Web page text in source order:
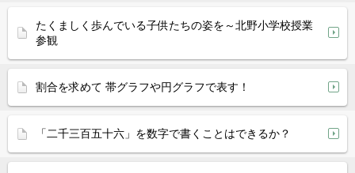
たくましく歩んでいる子供たちの姿を～北野小学校授業
参観
割合を求めて 帯グラフや円グラフで表す！
「二千三百五十六」を数字で書くことはできるか？